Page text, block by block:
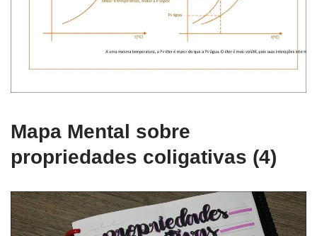
Mapa Mental sobre
propriedades coligativas (4)